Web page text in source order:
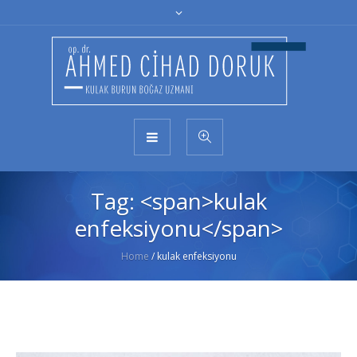
Tag: <span>kulak
enfeksiyonu</span>
Home / kulak enfeksiyonu